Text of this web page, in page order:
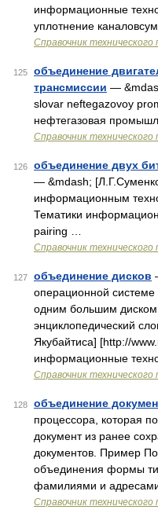
информационные
уплотнение
Справочник технического
125
объединение
трансмиссии —
slovar neftegazovoy
нефтегазовая
Справочник технического
126
объединение двух
— &mdash;
информационным
Тематики
pairing …
Справочник технического
127 объединение дисков
операционной системе
одним большим
энциклопедический
Якубайтиса] [http://
информационные
Справочник технического
128 объединение
процессора, которая
документ из ранее
документов. Пример
объединения формы
фамилиями и
Справочник технического